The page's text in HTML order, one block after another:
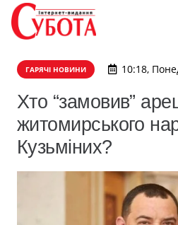
ГАРЯЧІ НОВИНИ 10:18,
Хто “замовив”
житомирського
Кузьміних?